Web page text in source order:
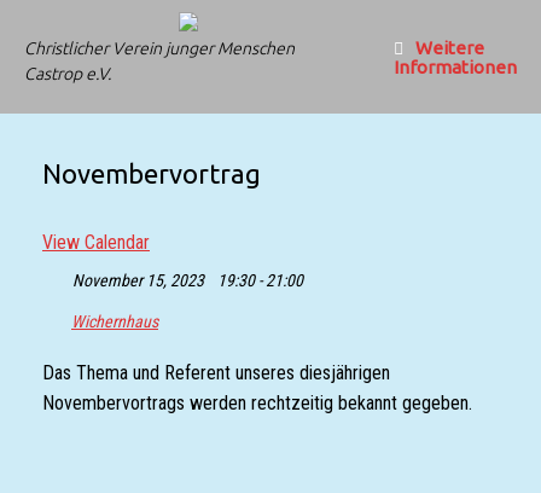
springenChristlicher Verein junger Menschen
Castrop e.V.
Weitere
Informationen
Novembervortrag
View Calendar
November 15, 2023 19:30 - 21:00
Wichernhaus
Das Thema und Referent unseres diesjährigen
Novembervortrags werden rechtzeitig bekannt gegeben.